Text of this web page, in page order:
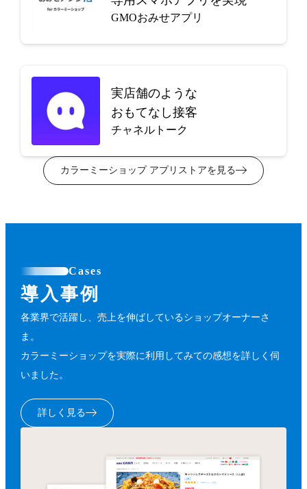
GMOおみせアプリ
実店舗のような
おもてなし接客
チャネルトーク
カラーミーショップ アプリストアを見る
Cases
導入事例
各業界で活躍し、売上を伸ばしているショップオーナーさ
ま。
カラーミーショップを実際に利用してみての感想を詳しく伺
いました。
詳しく見る